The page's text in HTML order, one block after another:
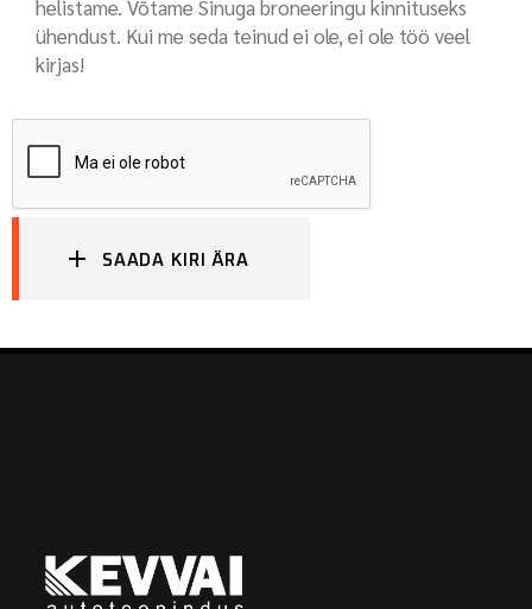
helistame. Võtame Sinuga broneeringu kinnituseks
ühendust. Kui me seda teinud ei ole, ei ole töö veel
kirjas!
SAADA KIRI ÄRA